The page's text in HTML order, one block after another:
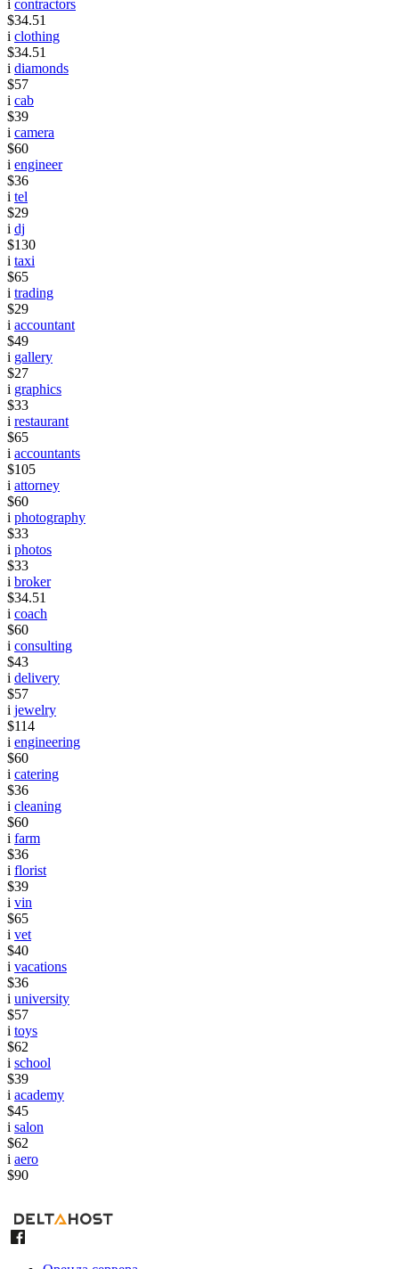
i contractors
$34.51
i clothing
$34.51
i diamonds
$57
i cab
$39
i camera
$60
i engineer
$36
i tel
$29
i dj
$130
i taxi
$65
i trading
$29
i accountant
$49
i gallery
$27
i graphics
$33
i restaurant
$65
i accountants
$105
i attorney
$60
i photography
$33
i photos
$33
i broker
$34.51
i coach
$60
i consulting
$43
i delivery
$57
i jewelry
$114
i engineering
$60
i catering
$36
i cleaning
$60
i farm
$36
i florist
$39
i vin
$65
i vet
$40
i vacations
$36
i university
$57
i toys
$62
i school
$39
i academy
$45
i salon
$62
i aero
$90